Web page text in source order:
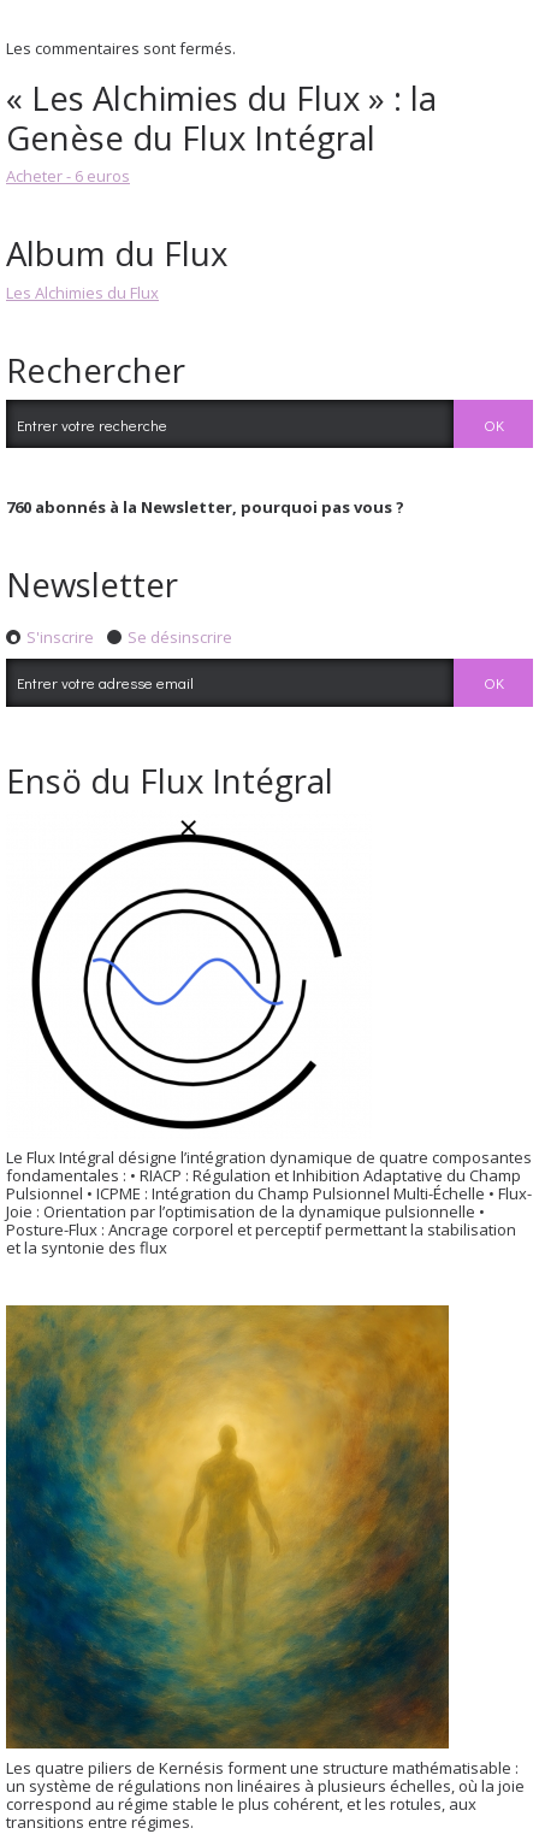
Les commentaires sont fermés.
« Les Alchimies du Flux » : la
Genèse du Flux Intégral
Acheter - 6 euros
Album du Flux
Les Alchimies du Flux
Rechercher
760 abonnés à la Newsletter, pourquoi pas vous ?
Newsletter
S'inscrire Se désinscrire
Ensö du Flux Intégral
Le Flux Intégral désigne l’intégration dynamique de quatre composantes
fondamentales : • RIACP : Régulation et Inhibition Adaptative du Champ
Pulsionnel • ICPME : Intégration du Champ Pulsionnel Multi-Échelle • Flux-
Joie : Orientation par l’optimisation de la dynamique pulsionnelle •
Posture-Flux : Ancrage corporel et perceptif permettant la stabilisation
et la syntonie des flux
Les quatre piliers de Kernésis forment une structure mathématisable :
un système de régulations non linéaires à plusieurs échelles, où la joie
correspond au régime stable le plus cohérent, et les rotules, aux
transitions entre régimes.